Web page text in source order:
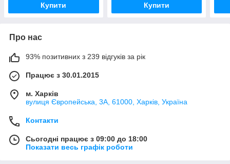
Купити Купити
Про нас
93% позитивних з 239 відгуків за рік
Працює з 30.01.2015
м. Харків
вулиця Європейська, 3А, 61000, Харків, Україна
Контакти
Сьогодні працює з 09:00 до 18:00
Показати весь графік роботи